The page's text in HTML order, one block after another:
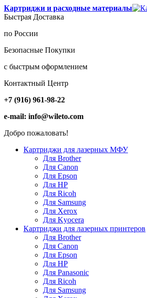
Картриджи и расходные материалы
Быстрая Доставка
по России
Безопасные Покупки
с быстрым оформлением
Контактный Центр
+7 (916) 961-98-22
e-mail: info@wileto.com
Добро пожаловать!
Картриджи для лазерных МФУ
Для Brother
Для Canon
Для Epson
Для HP
Для Ricoh
Для Samsung
Для Xerox
Для Kyocera
Картриджи для лазерных принтеров
Для Brother
Для Canon
Для Epson
Для HP
Для Panasonic
Для Ricoh
Для Samsung